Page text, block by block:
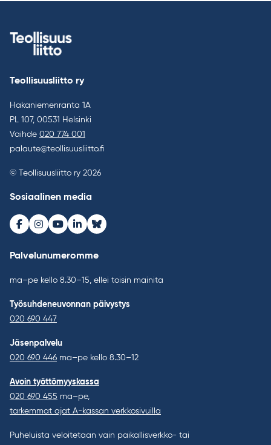
Teollisuusliitto ry
Hakaniemenranta 1A
PL 107, 00531 Helsinki
Vaihde 020 774 001
palaute@teollisuusliitto.fi
© Teollisuusliitto ry 2026
Sosiaalinen media
Facebook
Instagram
Youtube
LinkedInBluesky
Palvelunumeromme
ma–pe kello 8.30–15, ellei toisin mainita
Työsuhdeneuvonnan päivystys
020 690 447
Jäsenpalvelu
020 690 446 ma–pe kello 8.30–12
Avoin työttömyyskassa
020 690 455 ma–pe,
tarkemmat ajat A-kassan verkkosivuilla
Puheluista veloitetaan vain paikallisverkko- tai